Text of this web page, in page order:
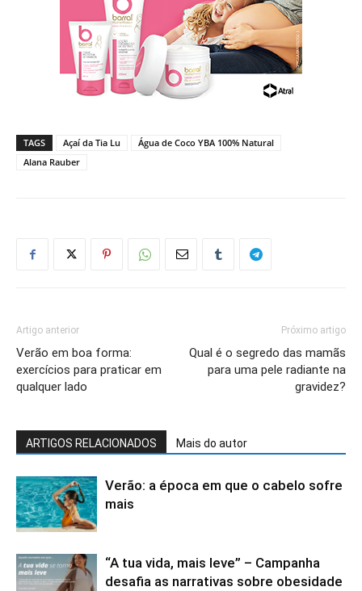
TAGS Açaí da Tia Lu
Água de Coco YBA 100% Natural
Alana Rauber
Artigo anterior
Verão em boa forma:
exercícios para praticar em
qualquer lado
Próximo artigo
Qual é o segredo das mamãs
para uma pele radiante na
gravidez?
ARTIGOS RELACIONADOS Mais do autor
Verão: a época em que o cabelo sofre
mais
“A tua vida, mais leve” – Campanha
desafia as narrativas sobre obesidade